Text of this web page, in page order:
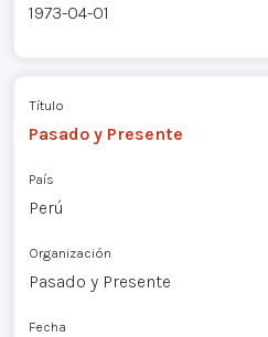
1973-04-01
Título
Pasado y Presente
País
Perú
Organización
Pasado y Presente
Fecha